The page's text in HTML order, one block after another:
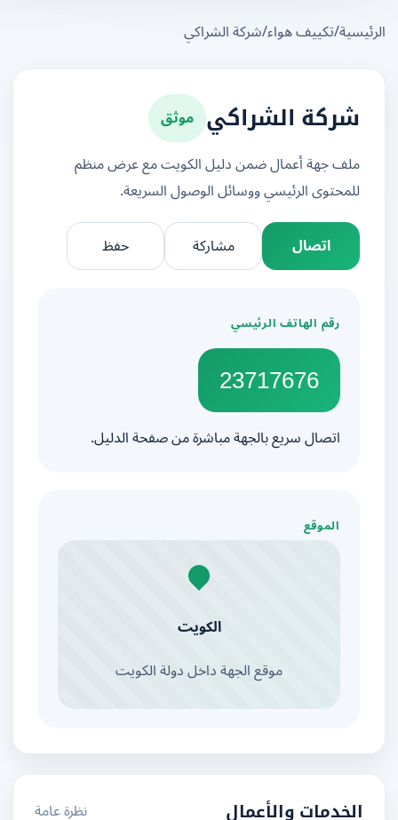
/تكييف هواء/شركة الشراكي
شركة الشراكي موثق
ملف جهة أعمال ضمن دليل الكويت مع عرض منظم
للمحتوى الرئيسي ووسائل الوصول السريعة.
اتصال
مشاركة
رقم الهاتف الرئيسي
23717676
اتصال سريع بالجهة مباشرة من صفحة الدليل.
الموقع
الكويت
موقع الجهة داخل دولة الكويت
الخدمات والأعمال نظرة عامة